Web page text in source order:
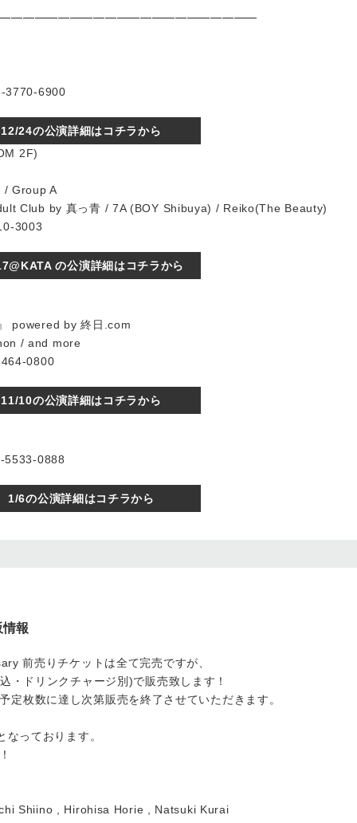
3770-6900
12/24の公演詳細はコチラから
2F)
/ Group A
Club by 真っ青 / 7A (BOY Shibuya) / Reiko(The Beauty)
3003
の公演詳細はコチラから
powered by 終日.com
/ and more
0800
11/10の公演詳細はコチラから
5533-0888
1/6の公演詳細はコチラから
報
前売りチケットは全て完売ですが、
・ドリンクチャージ別)で販売致します！
定枚数に達し次第販売を終了させていただきます。
っております。
Shiino , Hirohisa Horie , Natsuki Kurai